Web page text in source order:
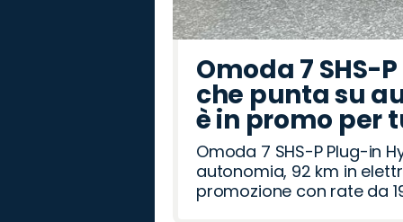
Omoda 7 SHS-
che punta su
è in promo per
Omoda 7 SHS-P Plug-in
autonomia, 92 km in
promozione con rate da